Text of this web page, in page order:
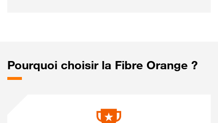
Pourquoi choisir la Fibre Orange ?